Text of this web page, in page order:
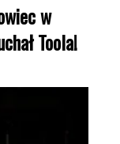
w
Toola!